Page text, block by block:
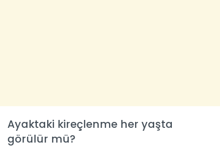
Ayaktaki kireçlenme her yaşta
görülür mü?